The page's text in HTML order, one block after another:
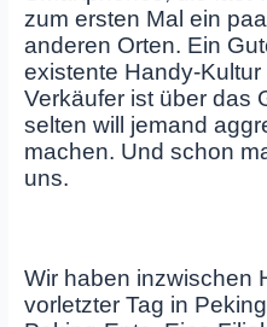
zum ersten Mal ein
anderen Orten. Ein
existente Handy-
Verkäufer ist über das
selten will jemand
machen. Und schon
uns.
Wir haben inzwischen
vorletzter Tag in